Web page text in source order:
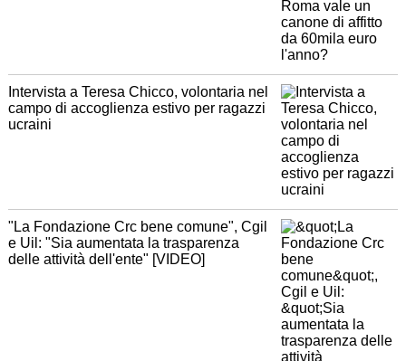
Intervista a Teresa Chicco, volontaria nel
campo di accoglienza estivo per ragazzi
ucraini
"La Fondazione Crc bene comune", Cgil
e Uil: "Sia aumentata la trasparenza
delle attività dell'ente" [VIDEO]